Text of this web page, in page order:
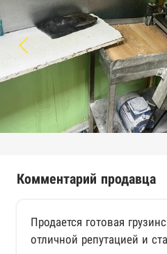
Комментарий продавца
Продается готовая
отличной репутацией и